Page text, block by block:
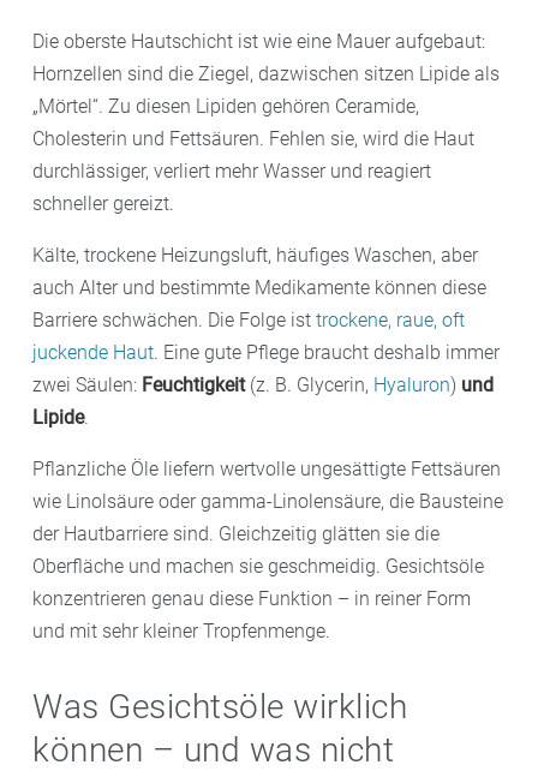
Die oberste Hautschicht ist wie eine Mauer aufgebaut:
Hornzellen sind die Ziegel, dazwischen sitzen Lipide als
„Mörtel“. Zu diesen Lipiden gehören Ceramide,
Cholesterin und Fettsäuren. Fehlen sie, wird die Haut
durchlässiger, verliert mehr Wasser und reagiert
schneller gereizt.
Kälte, trockene Heizungsluft, häufiges Waschen, aber
auch Alter und bestimmte Medikamente können diese
Barriere schwächen. Die Folge ist trockene, raue, oft
juckende Haut. Eine gute Pflege braucht deshalb immer
zwei Säulen: Feuchtigkeit(z. B. Glycerin, Hyaluron) und
Lipide.
Pflanzliche Öle liefern wertvolle ungesättigte Fettsäuren
wie Linolsäure oder gamma-Linolensäure, die Bausteine
der Hautbarriere sind. Gleichzeitig glätten sie die
Oberfläche und machen sie geschmeidig. Gesichtsöle
konzentrieren genau diese Funktion – in reiner Form
und mit sehr kleiner Tropfenmenge.
Was Gesichtsöle wirklich
können – und was nicht